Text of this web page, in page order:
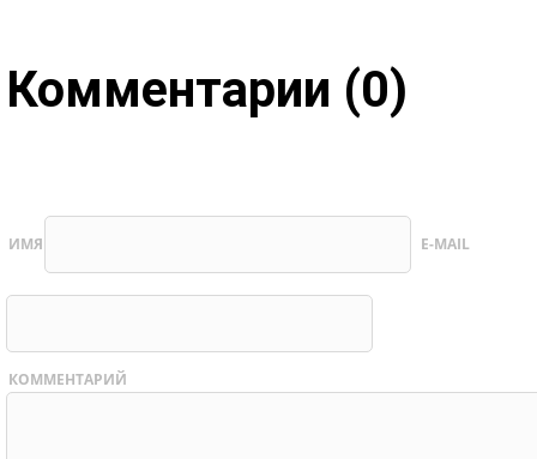
Комментарии (0)
ИМЯ E-MAIL
КОММЕНТАРИЙ